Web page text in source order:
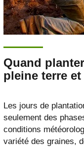
Quand
pleine terre
Les jours de
seulement des
conditions
variété des graines,